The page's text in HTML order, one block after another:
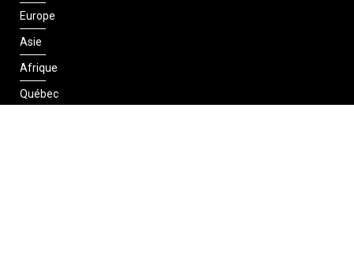
Europe
Asie
Afrique
Québec